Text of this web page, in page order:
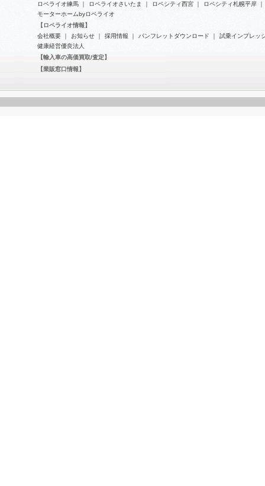
ロペライオ練馬｜ ロペライオさいたま ｜ ロペシティ西宮｜ ロペシティ札幌平岸｜
モーターホームbyロペライオ
【ロペライオ情報】
会社概要｜ お知らせ｜ 採用情報 ｜ パンフレットダウンロード ｜
試乗インプレッ
健康経営優良法人
【輸入車の高価買取/査定】
【業販窓口情報】